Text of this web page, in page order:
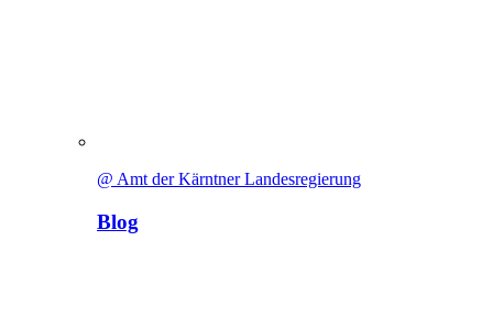
@ Amt der Kärntner Landesregierung
Blog